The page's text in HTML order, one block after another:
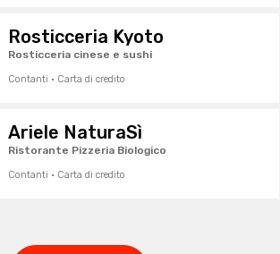
Rosticceria Kyoto
Rosticceria cinese e sushi
Contanti · Carta di credito
Ariele NaturaSì
Ristorante Pizzeria Biologico
Contanti · Carta di credito